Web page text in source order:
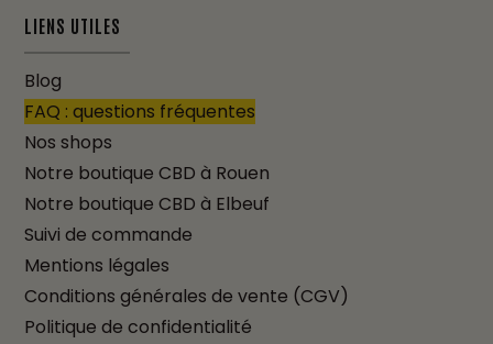
LIENS UTILES
Blog
FAQ : questions fréquentes
Nos shops
Notre boutique CBD à Rouen
Notre boutique CBD à Elbeuf
Suivi de commande
Mentions légales
Conditions générales de vente (CGV)
Politique de confidentialité